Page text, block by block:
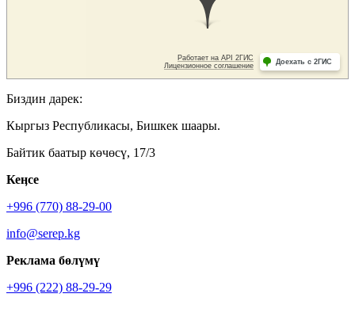
Биздин дарек:
Кыргыз Республикасы, Бишкек шаары.
Байтик баатыр көчөсү, 17/3
Кеӊсе
+996 (770) 88-29-00
info@serep.kg
Реклама бөлүмү
+996 (222) 88-29-29